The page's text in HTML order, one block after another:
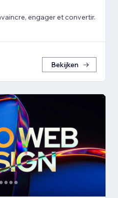
engager et convertir.
Bekijken